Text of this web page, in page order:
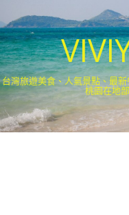
台灣旅遊美食、人氣景點、最
桃園在地